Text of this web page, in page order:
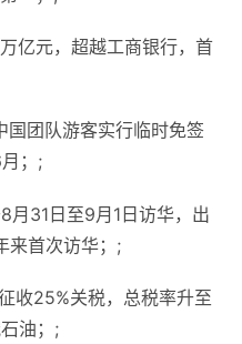
亿元，超越工商银行，首
团队游客实行临时免签
；;
月31日至9月1日访华，出
来首次访华；;
收25%关税，总税率升至
油；;